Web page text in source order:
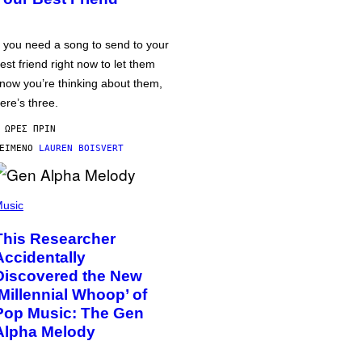
you need a song to send to your
friend right now to let them
you’re thinking about them,
three.
ΏΡΕΣ ΠΡΙΝ
LAUREN BOISVERT
Researcher
the New
Whoop’ of
Music: The Gen
Melody